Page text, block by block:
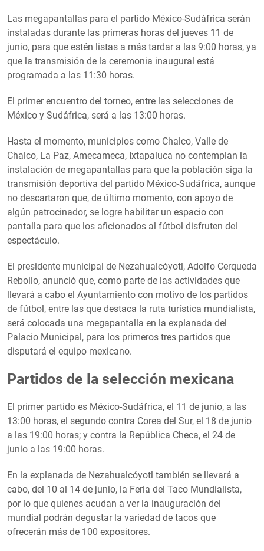
Las megapantallas para el partido México-Sudáfrica serán
instaladas durante las primeras horas del jueves 11 de
junio, para que estén listas a más tardar a las 9:00 horas, ya
que la transmisión de la ceremonia inaugural está
programada a las 11:30 horas.
El primer encuentro del torneo, entre las selecciones de
México y Sudáfrica, será a las 13:00 horas.
Hasta el momento, municipios como Chalco, Valle de
Chalco, La Paz, Amecameca, Ixtapaluca no contemplan la
instalación de megapantallas para que la población siga la
transmisión deportiva del partido México-Sudáfrica, aunque
no descartaron que, de último momento, con apoyo de
algún patrocinador, se logre habilitar un espacio con
pantalla para que los aficionados al fútbol disfruten del
espectáculo.
El presidente municipal de Nezahualcóyotl, Adolfo Cerqueda
Rebollo, anunció que, como parte de las actividades que
llevará a cabo el Ayuntamiento con motivo de los partidos
de fútbol, entre las que destaca la ruta turística mundialista,
será colocada una megapantalla en la explanada del
Palacio Municipal, para los primeros tres partidos que
disputará el equipo mexicano.
Partidos de la selección mexicana
El primer partido es México-Sudáfrica, el 11 de junio, a las
13:00 horas, el segundo contra Corea del Sur, el 18 de junio
a las 19:00 horas; y contra la República Checa, el 24 de
junio a las 19:00 horas.
En la explanada de Nezahualcóyotl también se llevará a
cabo, del 10 al 14 de junio, la Feria del Taco Mundialista,
por lo que quienes acudan a ver la inauguración del
mundial podrán degustar la variedad de tacos que
ofrecerán más de 100 expositores.